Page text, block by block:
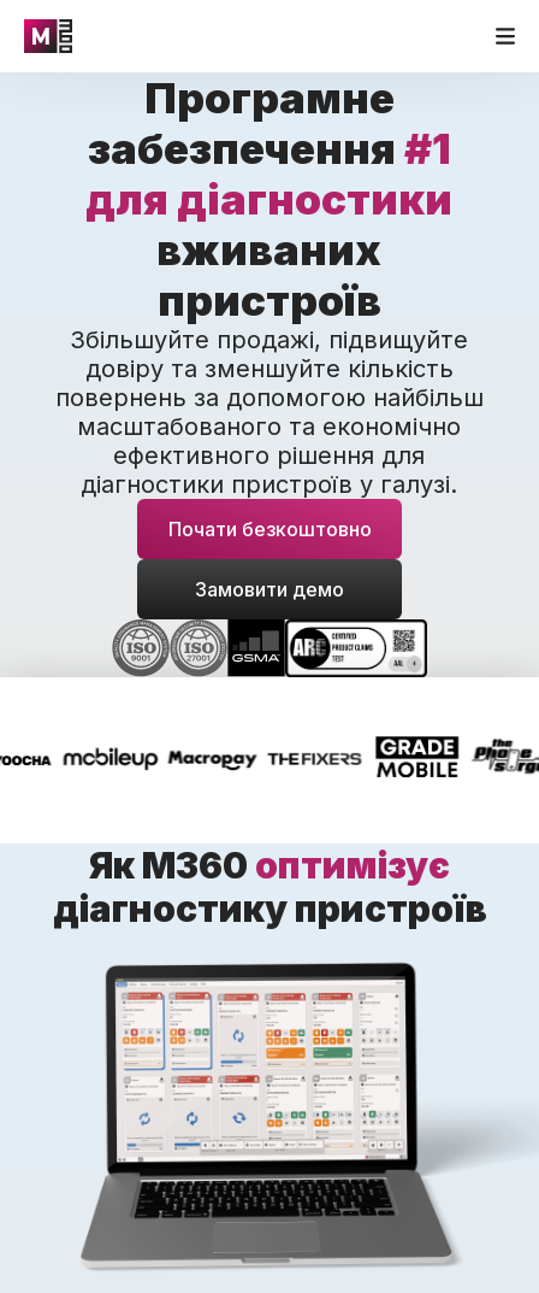
Програмне
забезпечення #1
для діагностики
вживаних
пристроїв
Збільшуйте продажі, підвищуйте
довіру та зменшуйте кількість
повернень за допомогою найбільш
масштабованого та економічно
ефективного рішення для
діагностики пристроїв у галузі.
Почати безкоштовно
Замовити демо
Як M360 оптимізує
діагностику пристроїв